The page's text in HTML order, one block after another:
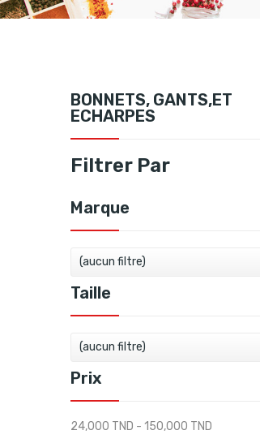
BONNETS, GANTS,ET
ECHARPES
Filtrer Par
Marque
(aucun filtre)
Taille
(aucun filtre)
Prix
24,000 TND - 150,000 TND